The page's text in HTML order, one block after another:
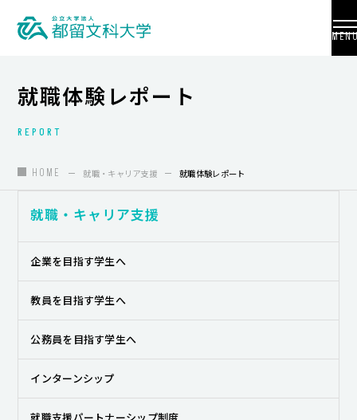
大学紹介
入試情報
学部・学科・大学院
地域連携
教員養成
研究活動
キャンパスライフ
就職・キャリア支援
就職体験レポート
REPORT
HOME 就職・キャリア支援 就職体験レポート
就職・キャリア支援
企業を目指す学生へ
教員を目指す学生へ
公務員を目指す学生へ
インターンシップ